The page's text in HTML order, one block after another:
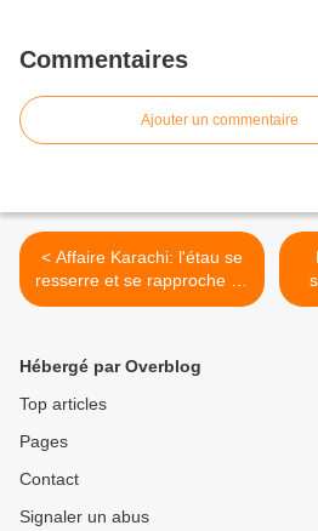
Commentaires
Ajouter un commentaire
< Affaire Karachi: l'étau se
resserre et se rapproche de
l'Elysée...suites(vidéos)
Hébergé par Overblog
Top articles
Pages
Contact
Signaler un abus